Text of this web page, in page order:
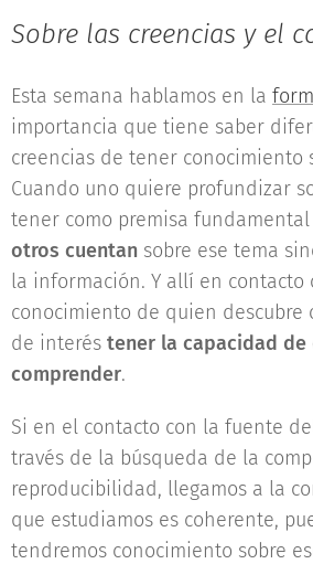
Sobre las creencias y el
Esta semana hablamos en la
importancia que tiene saber
creencias de tener conocimiento
Cuando uno quiere profundizar
tener como premisa fundamental
otros cuentan sobre ese tema
la información. Y allí en contacto
conocimiento de quien descubre
de interés tener la capacidad
comprender.
Si en el contacto con la fuente
través de la búsqueda de la
reproducibilidad, llegamos a la
que estudiamos es coherente,
tendremos conocimiento sobre